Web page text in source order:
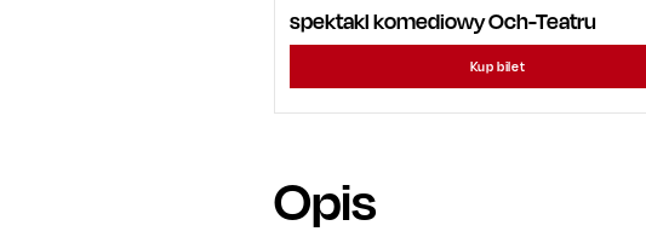
spektakl komediowy Och-Teatru
Kup bilet
Opis